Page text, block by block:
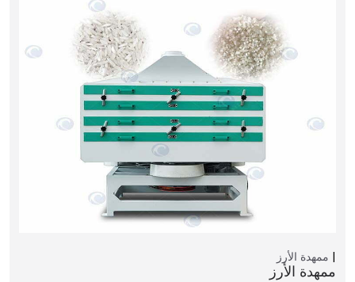
ممهدة الأرز
ممهدة الأرز